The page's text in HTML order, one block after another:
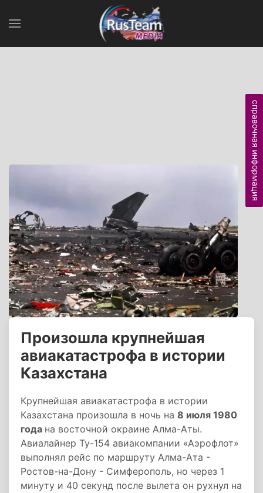
Произошла крупнейшая
авиакатастрофа в истории
Казахстана
Крупнейшая авиакатастрофа в истории
Казахстана произошла в ночь на 8 июля 1980
года на восточной окраине Алма-Аты.
Авиалайнер Ту-154 авиакомпании «Аэрофлот»
выполнял рейс по маршруту Алма-Ата -
Ростов-на-Дону - Симферополь, но через 1
минуту и 40 секунд после вылета он рухнул на
справочная информация